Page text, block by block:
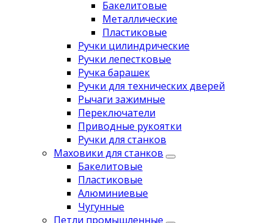
Бакелитовые
Металлические
Пластиковые
Ручки цилиндрические
Ручки лепестковые
Ручка барашек
Ручки для технических дверей
Рычаги зажимные
Переключатели
Приводные рукоятки
Ручки для станков
Маховики для станков
Бакелитовые
Пластиковые
Алюминиевые
Чугунные
Петли промышленные